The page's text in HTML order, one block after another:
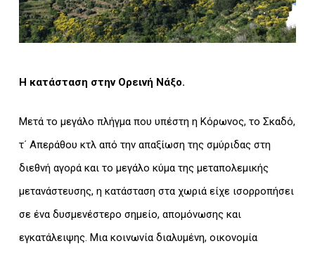
Η κατάσταση στην Ορεινή Νάξο.
Μετά το μεγάλο πλήγμα που υπέστη η Κόρωνος, το Σκαδό,
τ΄ Απεράθου κτλ από την απαξίωση της σμύριδας στη
διεθνή αγορά και το μεγάλο κύμα της μεταπολεμικής
μετανάστευσης, η κατάσταση στα χωριά είχε ισορροπήσει
σε ένα δυσμενέστερο σημείο, απομόνωσης και
εγκατάλειψης. Μια κοινωνία διαλυμένη, οικονομία